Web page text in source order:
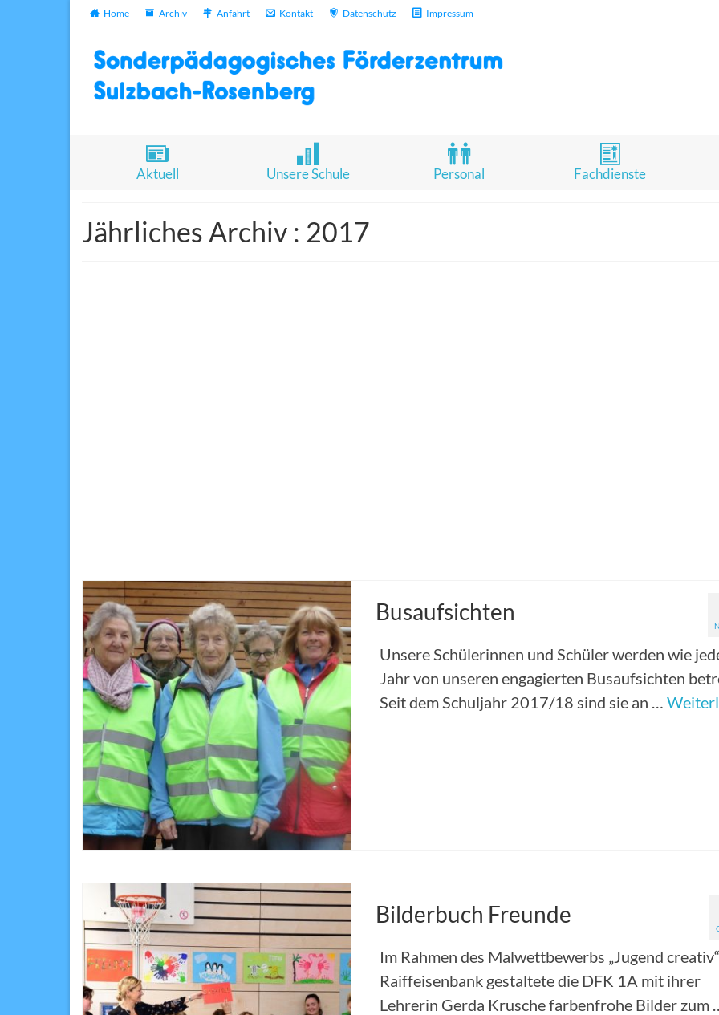
Home Archiv Anfahrt Kontakt Datenschutz Impressum
Aktuell Unsere Schule Personal Fachdienste
Jährliches Archiv : 2017
Busaufsichten
Unsere Schülerinnen und Schüler werden wie
Jahr von unseren engagierten Busaufsichten
Seit dem Schuljahr 2017/18 sind sie an …
Bilderbuch Freunde
Im Rahmen des Malwettbewerbs „Jugend
Raiffeisenbank gestaltete die DFK 1A mit ihrer
Lehrerin Gerda Krusche farbenfrohe Bilder zum